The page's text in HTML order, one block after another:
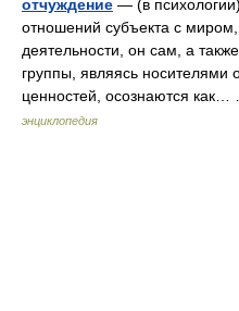
отчуждение — (в
отношений субъекта с
деятельности, он сам, а
группы, являясь носителями
ценностей, осознаются
энциклопедия